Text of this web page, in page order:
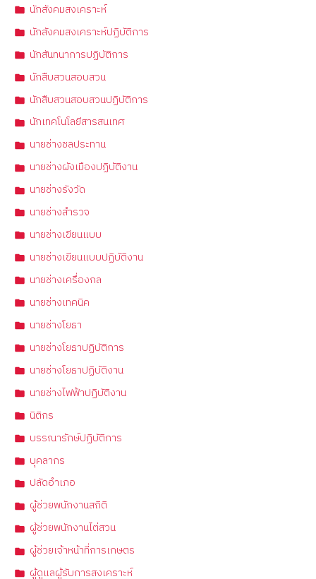
นักสังคมสงเคราะห์
นักสังคมสงเคราะห์ปฏิบัติการ
นักสันทนาการปฏิบัติการ
นักสืบสวนสอบสวน
นักสืบสวนสอบสวนปฏิบัติการ
นักเทคโนโลยีสารสนเทศ
นายช่างชลประทาน
นายช่างผังเมืองปฏิบัติงาน
นายช่างรังวัด
นายช่างสำรวจ
นายช่างเขียนแบบ
นายช่างเขียนแบบปฏิบัติงาน
นายช่างเครื่องกล
นายช่างเทคนิค
นายช่างโยธา
นายช่างโยธาปฏิบัติการ
นายช่างโยธาปฏิบัติงาน
นายช่างไฟฟ้าปฏิบัติงาน
นิติกร
บรรณารักษ์ปฏิบัติการ
บุคลากร
ปลัดอำเภอ
ผู้ช่วยพนักงานสถิติ
ผู้ช่วยพนักงานไต่สวน
ผู้ช่วยเจ้าหน้าที่การเกษตร
ผู้ดูแลผู้รับการสงเคราะห์